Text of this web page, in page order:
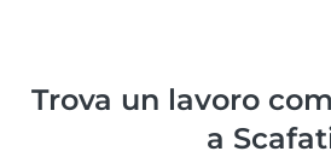
Trova un lavoro
a